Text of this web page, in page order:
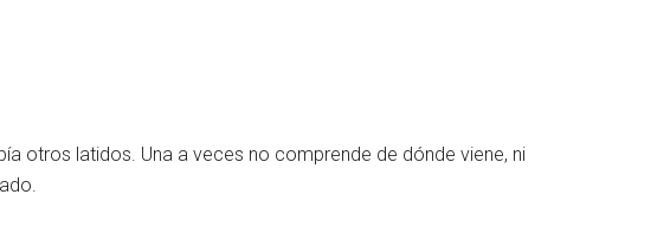
otros latidos. Una a veces no comprende de dónde viene, ni